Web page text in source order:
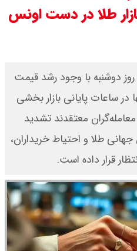
مرداد ۱۴۰۵ اعلام شد/ افزایش قیمت
پزشکیان، محسن رضایی دبیر
دبیران شعام + اینفوگرافی
قیمت طلا ۲۴ عیار امروز دوشنبه ۱۹
مرداد ۱۴۰۵ اعلام شد/ افزایش قیمت
بازار طلا در دست اونس
دوشنبه با وجود رشد قیمت
در ساعات پایانی بازار بخشی
معتقدند تشدید
طلا و احتیاط خریداران،
قرار داده است.